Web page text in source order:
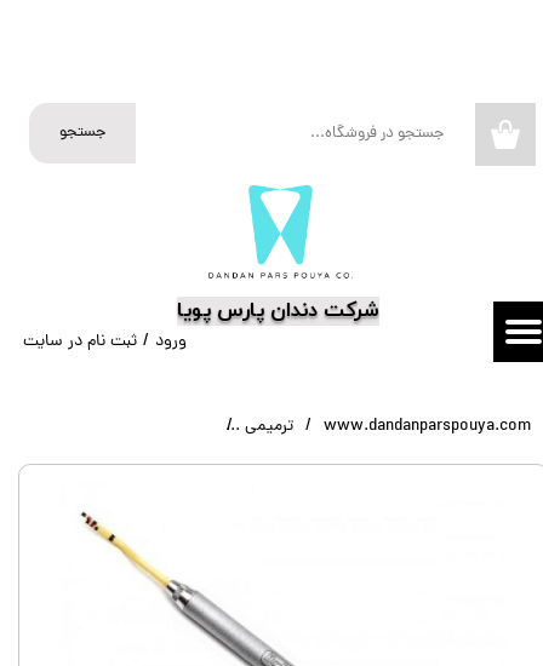
​شرکت دندان پارس پویا
جستجو
ورود / ثبت نام در سایت
تغییر گذر واژه
سفارشات
www.dandanparspouya.com ترمیمی